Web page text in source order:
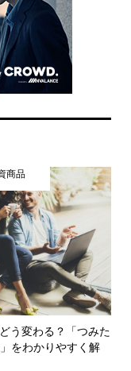
商品
う変わる？「つみた
をわかりやすく解